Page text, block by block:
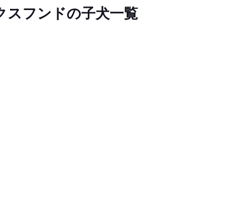
スフンドの子犬一覧